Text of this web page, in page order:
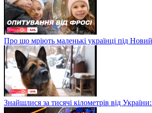
Про що мріють маленькі українці під
Знайшлися за тисячі кілометрів від